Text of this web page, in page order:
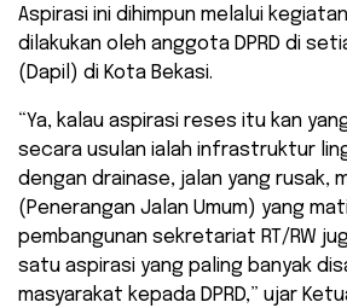
Aspirasi ini dihimpun melalui
dilakukan oleh anggota DPRD di
(Dapil) di Kota Bekasi.
“Ya, kalau aspirasi reses itu kan
secara usulan ialah infrastruktur
dengan drainase, jalan yang rusak,
(Penerangan Jalan Umum) yang
pembangunan sekretariat RT/RW
satu aspirasi yang paling banyak
masyarakat kepada DPRD,” ujar